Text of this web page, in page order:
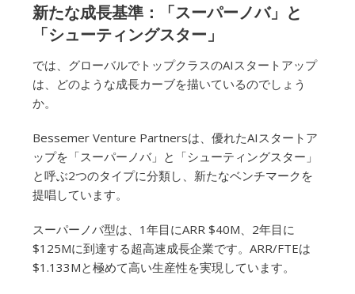
新たな成長基準：「スーパーノバ」と
「シューティングスター」
では、グローバルでトップクラスのAIスタートアップ
は、どのような成長カーブを描いているのでしょう
か。
Bessemer Venture Partnersは、優れたAIスタートア
ップを「スーパーノバ」と「シューティングスター」
と呼ぶ2つのタイプに分類し、新たなベンチマークを
提唱しています。
スーパーノバ型は、1年目にARR $40M、2年目に
$125Mに到達する超高速成長企業です。ARR/FTEは
$1.133Mと極めて高い生産性を実現しています。